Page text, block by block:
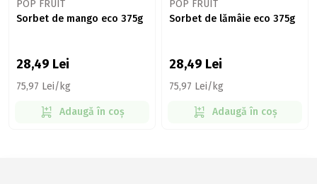
POP FRUIT
Sorbet de mango eco 375g
28,49 Lei
75,97 Lei/kg
Adaugă în coș
POP FRUIT
Sorbet de lămâie eco 375g
28,49 Lei
75,97 Lei/kg
Adaugă în coș